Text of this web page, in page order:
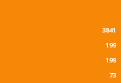
3841
199
199
73